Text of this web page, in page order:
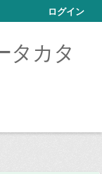
ログイン
タカタ